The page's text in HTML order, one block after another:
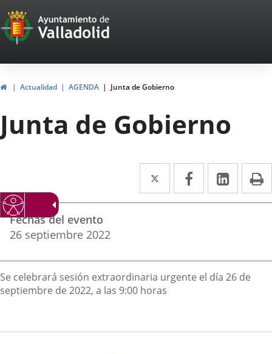
Portal
Web
del
Ayuntamiento
de
Valladolid
InicioActualidad AGENDA Junta de Gobierno
Junta de Gobierno
Twitter
Enlace
a
externa.
Facebook
Enlace
a
externa.
Enlace
a
Datos
del
evento
Fechas del evento
26 septiembre 2022
Descripción
Se celebrará sesión extraordinaria urgente el día 26 de
septiembre de 2022, a las 9:00 horas